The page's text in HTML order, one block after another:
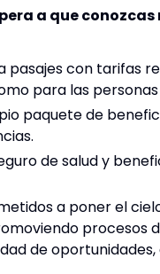
a que
pasajes con tarifas
para las
paquete de
de salud y
a poner el
procesos
de